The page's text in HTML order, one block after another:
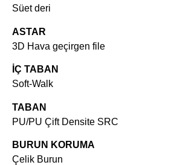
Süet deri
ASTAR
3D Hava geçirgen file
İÇ TABAN
Soft-Walk
TABAN
PU/PU Çift Densite SRC
BURUN KORUMA
Çelik Burun